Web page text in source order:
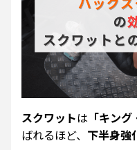
スクワットは 「キン
ばれるほど、 下半身強